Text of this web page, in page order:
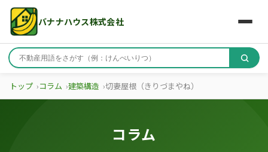
バナナハウス株式会社
トップ コラム 建築構造 切妻屋根（きりづまやね）
コラム